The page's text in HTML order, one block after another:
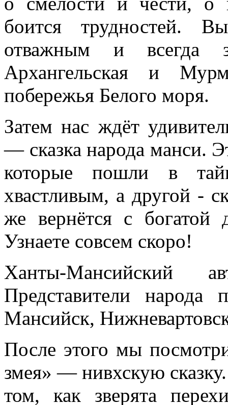
боится трудностей.
отважным и всегда
Архангельская и
побережья Белого моря.
Затем нас ждёт
— сказка народа манси.
которые пошли в
хвастливым, а другой -
же вернётся с богатой
Узнаете совсем скоро!
Ханты-Мансийский
Представители
Мансийск,
После этого мы
змея» — нивхскую
том, как зверята